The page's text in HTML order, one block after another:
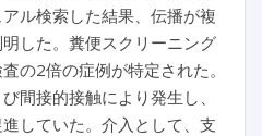
ル検索した結果、伝播が複
した。糞便スクリーニング
の2倍の症例が特定された。
間接的接触により発生し、
していた。介入として、支